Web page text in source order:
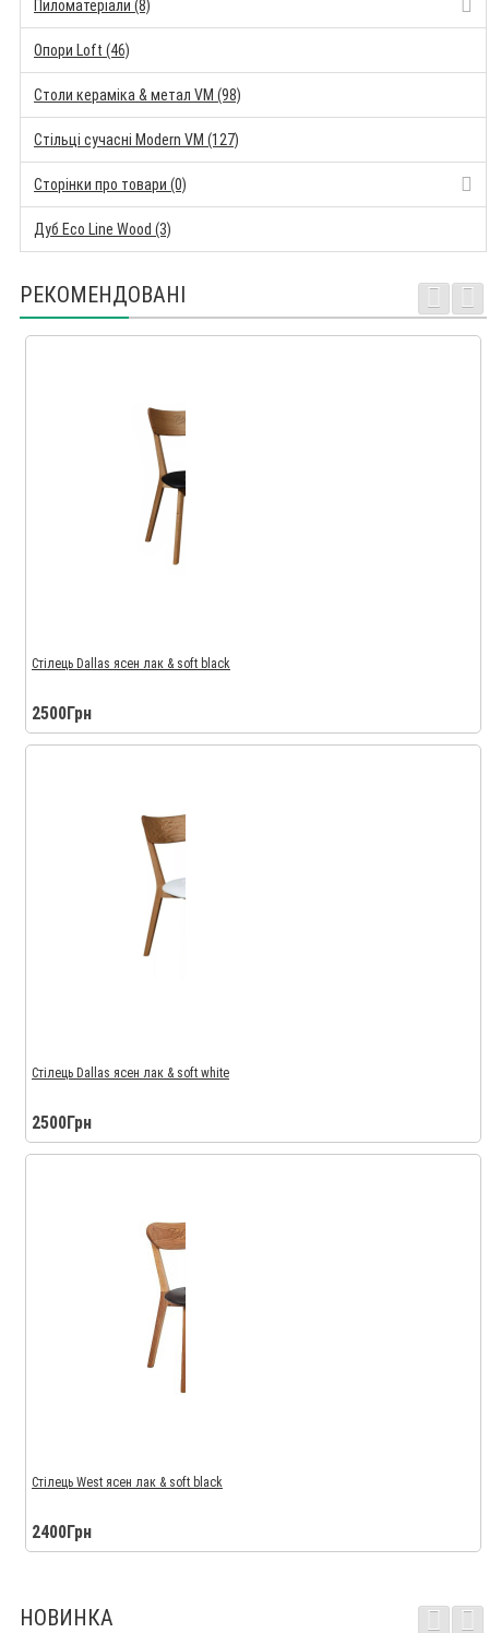
Пиломатеріали (8)
Опори Loft (46)
Столи кераміка & метал VM (98)
Стільці сучасні Modern VM (127)
Сторінки про товари (0)
Дуб Eco Line Wood (3)
РЕКОМЕНДОВАНІ
Стілець Dallas ясен лак & soft black
2500Грн
Стілець Dallas ясен лак & soft white
2500Грн
Стілець West ясен лак & soft black
2400Грн
НОВИНКА